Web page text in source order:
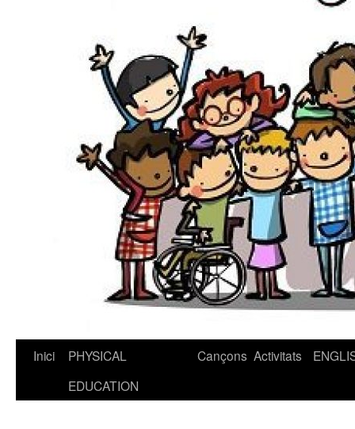
Vés
Inici
PHYSICAL
EDUCATION
Cançons Activitats